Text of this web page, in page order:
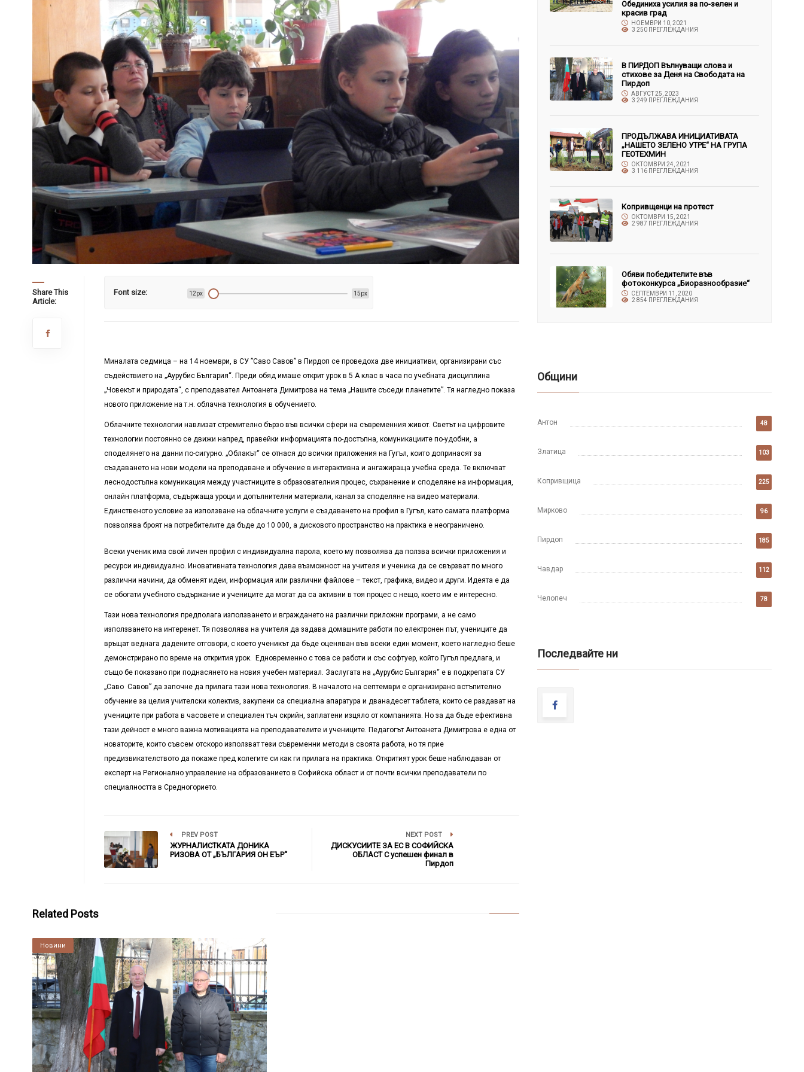
Share This
Article:
Font size: 12px 15px
Миналата седмица – на 14 ноември, в СУ ”Саво Савов” в Пирдоп се проведоха две инициативи, организирани със
съдействието на „Аурубис България“. Преди обяд имаше открит урок в 5 А клас в часа по учебната дисциплина
„Човекът и природата“, с преподавател Антоанета Димитрова на тема „Нашите съседи планетите”. Тя нагледно показа
новото приложение на т.н. облачна технология в обучението.
Облачните технологии навлизат стремително бързо във всички сфери на съвременния живот. Светът на цифровите
технологии постоянно се движи напред, правейки информацията по-достъпна, комуникациите по-удобни, а
споделянето на данни по-сигурно. „Облакът“ се отнася до всички приложения на Гугъл, които допринасят за
създаването на нови модели на преподаване и обучение в интерактивна и ангажираща учебна среда. Те включват
леснодостъпна комуникация между участниците в образователния процес, съхранение и споделяне на информация,
онлайн платформа, съдържаща уроци и допълнителни материали, канал за споделяне на видео материали.
Единственото условие за използване на облачните услуги е създаването на профил в Гугъл, като самата платформа
позволява броят на потребителите да бъде до 10 000, а дисковото пространство на практика е неограничено.
Всеки ученик има свой личен профил с индивидуална парола, което му позволява да ползва всички приложения и
ресурси индивидуално. Иновативната технология дава възможност на учителя и ученика да се свързват по много
различни начини, да обменят идеи, информация или различни файлове – текст, графика, видео и други. Идеята е да
се обогати учебното съдържание и учениците да могат да са активни в тоя процес с нещо, което им е интересно.
Тази нова технология предполага използването и вграждането на различни приложни програми, а не само
използването на интеренет. Тя позволява на учителя да задава домашните работи по електронен път, учениците да
връщат веднага дадените отговори, с което ученикът да бъде оценяван във всеки един момент, което нагледно беше
демонстрирано по време на открития урок. Едновременно с това се работи и със софтуер, който Гугъл предлага, и
също бе показано при поднасянето на новия учебен материал. Заслугата на „Аурубис България“ е в подкрепата СУ
„Саво Савов” да започне да прилага тази нова технология. В началото на септември е организирано встъпително
обучение за целия учителски колектив, закупени са специална апаратура и дванадесет таблета, които се раздават на
учениците при работа в часовете и специален тъч скрийн, заплатени изцяло от компанията. Но за да бъде ефективна
тази дейност е много важна мотивацията на преподавателите и учениците. Педагогът Антоанета Димитрова е една от
новаторите, които съвсем отскоро използват тези съвременни методи в своята работа, но тя прие
предизвикателството да покаже пред колегите си как ги прилага на практика. Откритият урок беше наблюдаван от
експерт на Регионално управление на образованието в Софийска област и от почти всички преподаватели по
специалността в Средногорието.
PREV POST
ЖУРНАЛИСТКАТА ДОНИКА
РИЗОВА ОТ „БЪЛГАРИЯ ОН ЕЪР“
NEXT POST
ДИСКУСИИТЕ ЗА ЕС В СОФИЙСКА
ОБЛАСТ С успешен финал в
Пирдоп
Related Posts
Култура
Новини
Обединиха усилия за по-зелен и
красив град
НОЕМВРИ 10, 2021
3 250 ПРЕГЛЕЖДАНИЯ
В ПИРДОП Вълнуващи слова и
стихове за Деня на Свободата на
Пирдоп
АВГУСТ 25, 2023
3 249 ПРЕГЛЕЖДАНИЯ
ПРОДЪЛЖАВА ИНИЦИАТИВАТА
„НАШЕТО ЗЕЛЕНО УТРЕ“ НА ГРУПА
ГЕОТЕХМИН
ОКТОМВРИ 24, 2021
3 116 ПРЕГЛЕЖДАНИЯ
Копривщенци на протест
ОКТОМВРИ 15, 2021
2 987 ПРЕГЛЕЖДАНИЯ
Обяви победителите във
фотоконкурса „Биоразнообразие“
СЕПТЕМВРИ 11, 2020
2 854 ПРЕГЛЕЖДАНИЯ
Общини
Антон 48
Златица 103
Копривщица 225
Мирково 96
Пирдоп 185
Чавдар 112
Челопеч 78
Последвайте ни